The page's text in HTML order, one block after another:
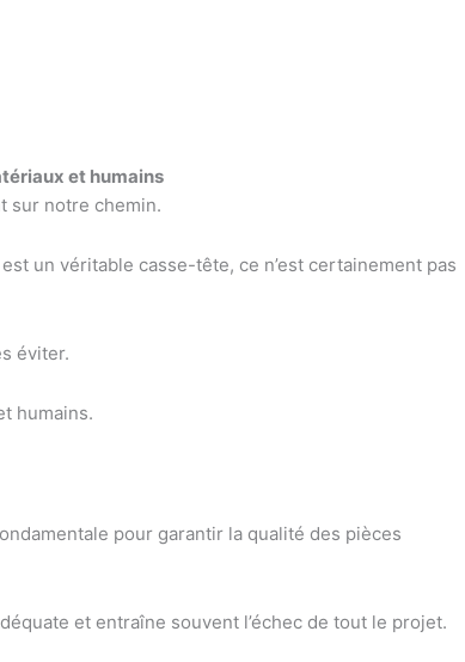
et humains
sur notre chemin.
un véritable casse-tête, ce n’est certainement pas
éviter.
humains.
pour garantir la qualité des pièces
et entraîne souvent l’échec de tout le projet.